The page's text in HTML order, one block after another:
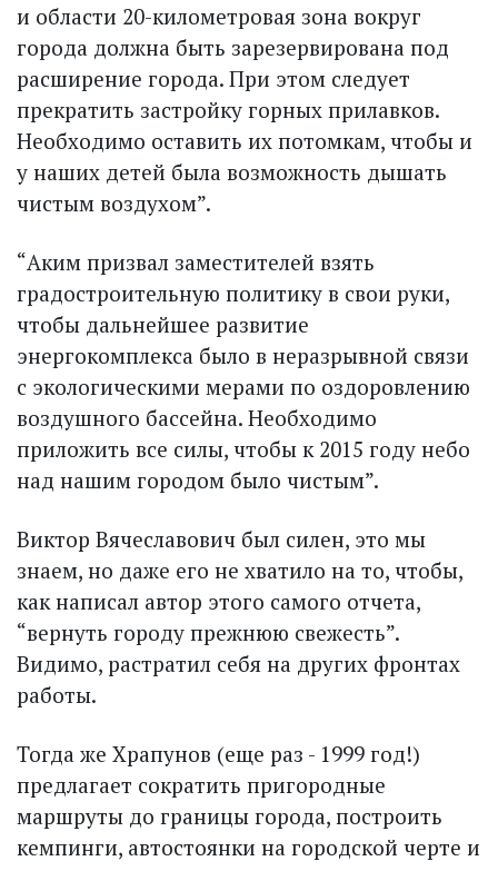
и области 20-километровая зона вокруг
города должна быть зарезервирована под
расширение города. При этом следует
прекратить застройку горных прилавков.
Необходимо оставить их потомкам, чтобы и
у наших детей была возможность дышать
чистым воздухом”.
“Аким призвал заместителей взять
градостроительную политику в свои руки,
чтобы дальнейшее развитие
энергокомплекса было в неразрывной связи
с экологическими мерами по оздоровлению
воздушного бассейна. Необходимо
приложить все силы, чтобы к 2015 году небо
над нашим городом было чистым”.
Виктор Вячеславович был силен, это мы
знаем, но даже его не хватило на то, чтобы,
как написал автор этого самого отчета,
“вернуть городу прежнюю свежесть”.
Видимо, растратил себя на других фронтах
работы.
Тогда же Храпунов (еще раз - 1999 год!)
предлагает сократить пригородные
маршруты до границы города, построить
кемпинги, автостоянки на городской черте и